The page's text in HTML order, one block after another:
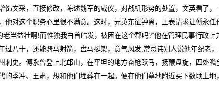
饰文采，直接修改，陈述魏军的威仪，对战机形势的处置，文英看了，
他对这个职务心里很不满意。这时，元英东征钟离，上表请求让傅永任
当益壮啊!而惟独我白首皓发，被困在这个郡吗?”他在管理民事行政上
过八十，还能骑马射箭，盘马挺槊，意气风发,常忌讳别人说他年纪老
刺史。傅永曾登上北邙山，在平坦的地方奋枪跃马，扬鞭盘旋，四处瞻
的季冲、王肃，想和他们埋葬在一起。便在他们墓地附近买下数顷土地